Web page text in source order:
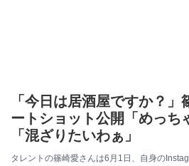
「今日は居酒屋ですか？
ートショット公開「めっち
「混ざりたいわぁ」
タレントの篠崎愛さんは6月1日、自身の